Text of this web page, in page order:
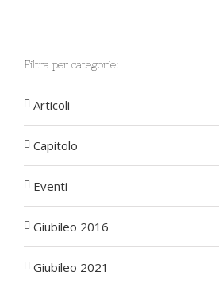
Filtra per categorie:
Articoli
Capitolo
Eventi
Giubileo 2016
Giubileo 2021